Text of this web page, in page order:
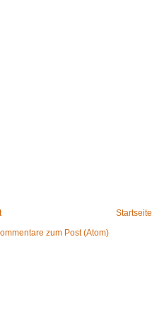
Startseite
zum Post (Atom)